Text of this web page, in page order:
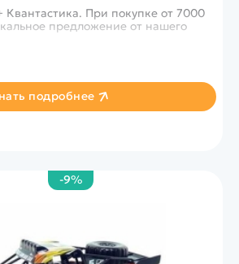
При покупке от 7000
предложение от нашего
подробнее
-9%